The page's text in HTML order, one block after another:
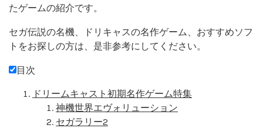
たゲームの紹介です。
セガ伝説の名機、ドリキャスの名作ゲーム、おすすめソフ
トをお探しの方は、是非参考にしてください。
目次
ドリームキャスト初期名作ゲーム特集
神機世界エヴォリューション
セガラリー2